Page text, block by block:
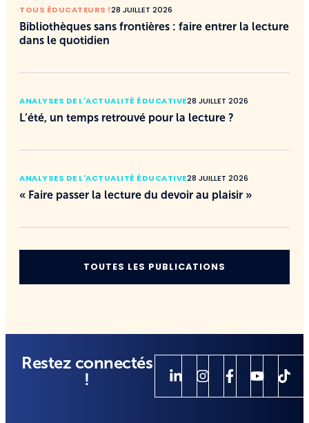
TOUS ÉDUCATEURS !28 JUILLET 2026
Bibliothèques sans frontières : faire entrer la lecture
dans le quotidien
ANALYSES DE L'ACTUALITÉ ÉDUCATIVE28 JUILLET 2026
L’été, un temps retrouvé pour la lecture ?
ANALYSES DE L'ACTUALITÉ ÉDUCATIVE28 JUILLET 2026
« Faire passer la lecture du devoir au plaisir »
TOUTES LES PUBLICATIONS
Restez connectés
!